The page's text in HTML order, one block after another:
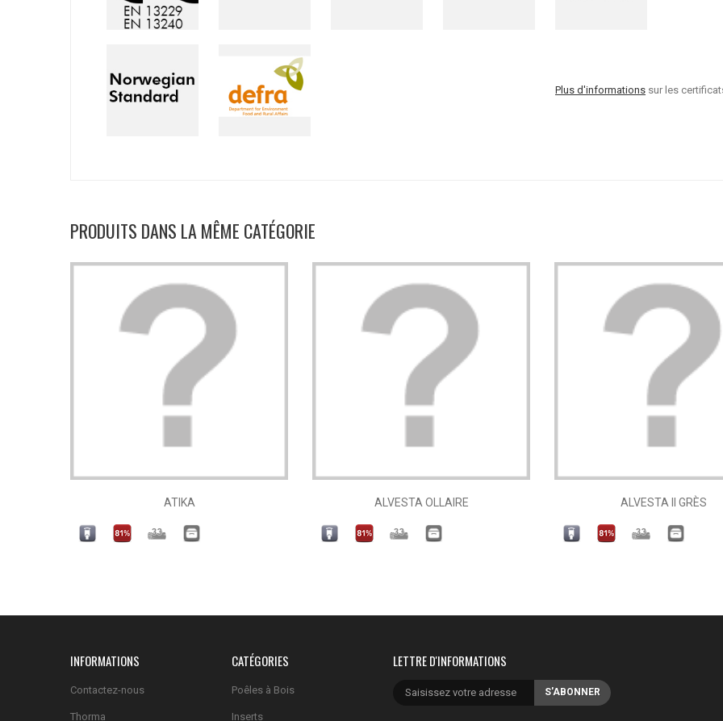
Plus d'informations sur les
PRODUITS DANS LA MÊME CATÉGORIE
ATIKA ALVESTA OLLAIRE ALVESTA II GRÈS
INFORMATIONS
Contactez-nous
Thorma
CATÉGORIES
Poêles à Bois
Inserts
LETTRE D'INFORMATIONS
S'ABONNER